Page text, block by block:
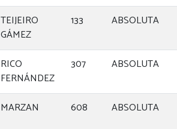
TEIJEIRO
GÁMEZ
133 ABSOLUTA
RICO
FERNÁNDEZ
307 ABSOLUTA
MARZAN 608 ABSOLUTA